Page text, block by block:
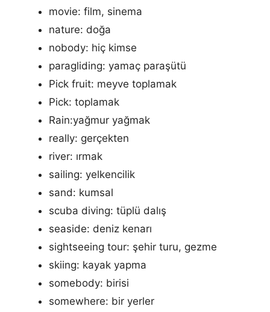
movie: film, sinema
nature: doğa
nobody: hiç kimse
paragliding: yamaç paraşütü
Pick fruit: meyve toplamak
Pick: toplamak
Rain:yağmur yağmak
really: gerçekten
river: ırmak
sailing: yelkencilik
sand: kumsal
scuba diving: tüplü dalış
seaside: deniz kenarı
sightseeing tour: şehir turu, gezme
skiing: kayak yapma
somebody: birisi
somewhere: bir yerler